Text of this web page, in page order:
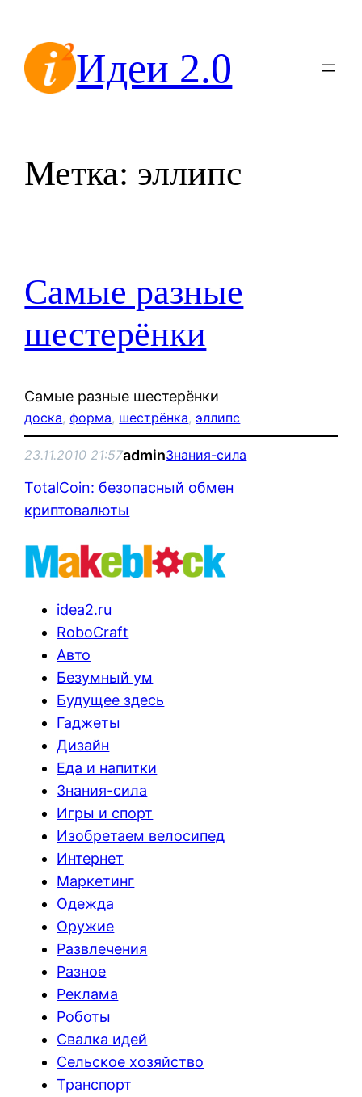
содержимомуИдеи 2.0
Метка: эллипс
Самые разные
шестерёнки
Самые разные шестерёнки
доска, форма, шестрёнка, эллипс
23.11.2010 21:57adminЗнания-сила
TotalCoin: безопасный обмен
криптовалюты
idea2.ru
RoboCraft
Авто
Безумный ум
Будущее здесь
Гаджеты
Дизайн
Еда и напитки
Знания-сила
Игры и спорт
Изобретаем велосипед
Интернет
Маркетинг
Одежда
Оружие
Развлечения
Разное
Реклама
Роботы
Свалка идей
Сельское хозяйство
Транспорт